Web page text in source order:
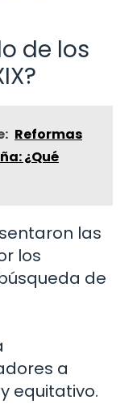
de los
Reformas
¿Qué
las
los
de
a
equitativo.